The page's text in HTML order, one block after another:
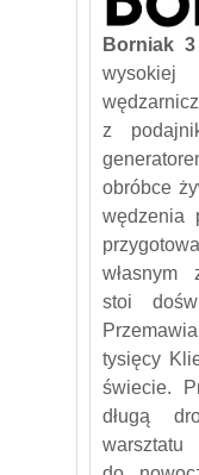
Borniak 3
z
obróbce
wędzenia
własnym
stoi
tysięcy
świecie.
długą